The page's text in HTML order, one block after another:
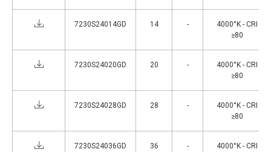
7230S24014GD 14 -
4000°K - CRI
≥80
7230S24020GD 20 -
4000°K - CRI
≥80
7230S24028GD 28 -
4000°K - CRI
≥80
7230S24036GD 36 -
4000°K - CRI